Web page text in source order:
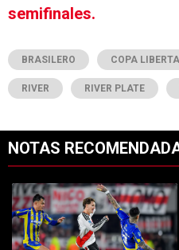
semifinales.
BRASILERO COPA
RIVER RIVER PLATE
NOTAS
Un artículo de tendencia con el